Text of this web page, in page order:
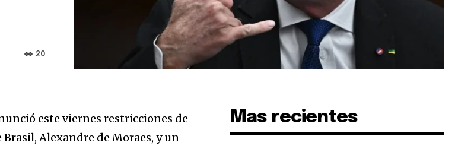
20
este viernes restricciones de
Alexandre de Moraes, y un
Mas recientes